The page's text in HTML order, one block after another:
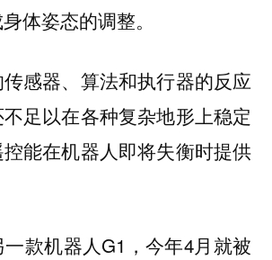
体姿态的调整。
感器、算法和执行器的反应
足以在各种复杂地形上稳定
能在机器人即将失衡时提供
款机器人G1，今年4月就被